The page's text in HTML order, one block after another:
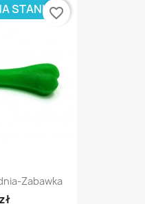
Zabawka
STANIEfavorite_border